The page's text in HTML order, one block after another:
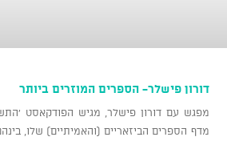
דורון פישלר- הספרים המוזרים ביותר
מפגש עם דורון פישלר, מגיש הפודקאסט
מדף הספרים הביזאריים (והאמיתיים) שלו,